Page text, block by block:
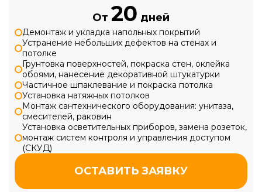
От 20 дней
Демонтаж и укладка напольных покрытий
Устранение небольших дефектов на стенах и
потолке
Грунтовка поверхностей, покраска стен, оклейка
обоями, нанесение декоративной штукатурки
Частичное шпаклевание и покраска потолка
Установка натяжных потолков
Монтаж сантехнического оборудования: унитаза,
смесителей, раковин
Установка осветительных приборов, замена розеток,
монтаж систем контроля и управления доступом
(СКУД)
ОСТАВИТЬ ЗАЯВКУ